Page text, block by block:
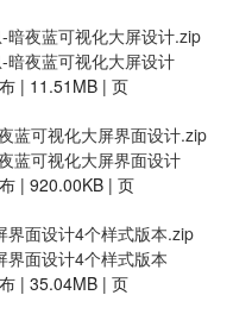
夜蓝可视化大屏设计.zip
暗夜蓝可视化大屏设计
| 11.51MB | 页
蓝可视化大屏界面设计.zip
蓝可视化大屏界面设计
| 920.00KB | 页
界面设计4个样式版本.zip
界面设计4个样式版本
| 35.04MB | 页